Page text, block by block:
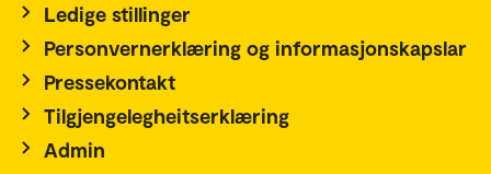
Ledige stillinger
Personvernerklæring og informasjonskapslar
Pressekontakt
Tilgjengelegheitserklæring
Admin